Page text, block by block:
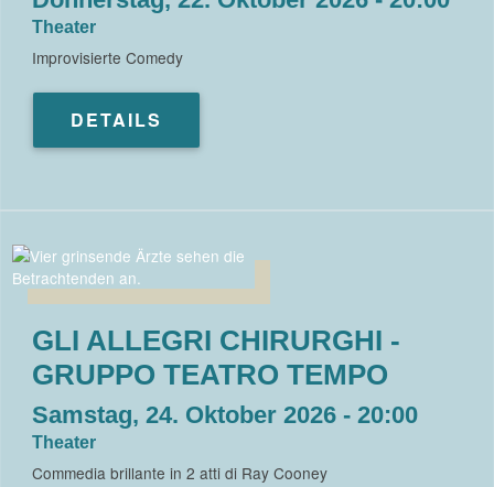
Theater
Improvisierte Comedy
DETAILS
GLI ALLEGRI CHIRURGHI -
GRUPPO TEATRO TEMPO
Samstag, 24. Oktober 2026 - 20:00
Theater
Commedia brillante in 2 atti di Ray Cooney